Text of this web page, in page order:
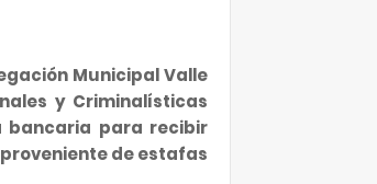
Municipal Valle
y Criminalísticas
bancaria para recibir
de estafas.